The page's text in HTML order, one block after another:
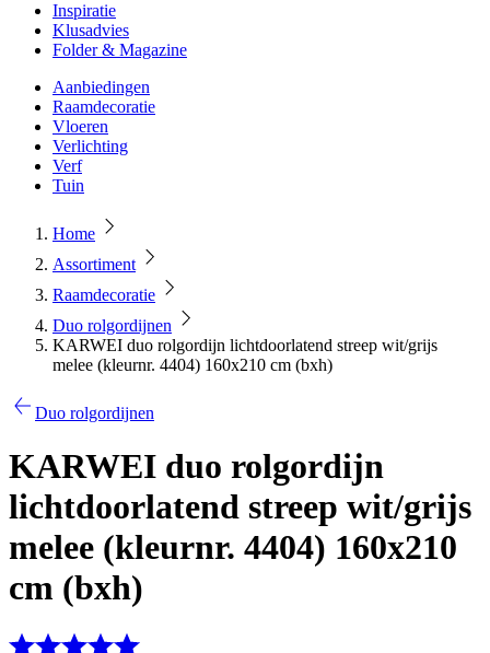
Inspiratie
Klusadvies
Folder & Magazine
Aanbiedingen
Raamdecoratie
Vloeren
Verlichting
Verf
Tuin
Home
Assortiment
Raamdecoratie
Duo rolgordijnen
KARWEI duo rolgordijn lichtdoorlatend streep wit/grijs
melee (kleurnr. 4404) 160x210 cm (bxh)
Duo rolgordijnen
KARWEI duo rolgordijn
lichtdoorlatend streep wit/grijs
melee (kleurnr. 4404) 160x210
cm (bxh)